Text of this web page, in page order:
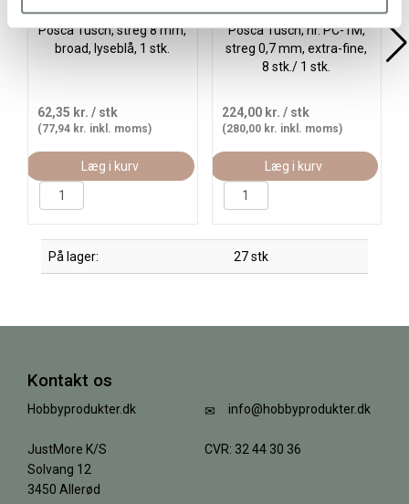
Posca Tusch, streg 8 mm,
broad, lyseblå, 1 stk.
62,35 kr. / stk
(77,94 kr. inkl. moms)
Læg i kurv
Posca Tusch, nr. PC-1M,
streg 0,7 mm, extra-fine,
8 stk./ 1 stk.
224,00 kr. / stk
(280,00 kr. inkl. moms)
Læg i kurv
På lager: 27 stk
Kontakt os
Hobbyprodukter.dk
JustMore K/S
Solvang 12
3450 Allerød
info@hobbyprodukter.dk
CVR: 32 44 30 36